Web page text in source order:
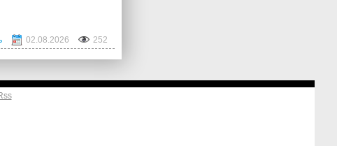
02.08.2026 252